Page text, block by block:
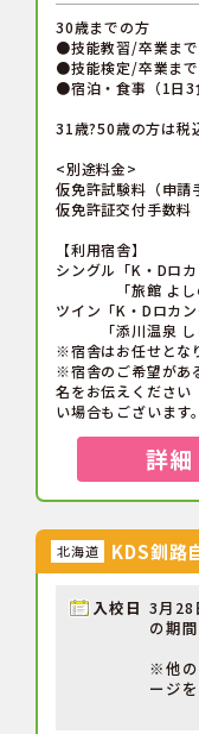
30歳までの方
●技能教習/卒業ま
●技能検定/卒
●宿泊・食事（1日3
31歳?50歳の方は
<別途料金>
仮免許試験料（申
仮免許証交付手数
【利用宿舎】
シングル「K・Dロ
「旅館 よしのや
ツイン「K・Dロカ
「添川温泉 しら
※宿舎はお任せとな
※宿舎のご希望があ
名をお伝えください
い場合もございます
詳細
北海道 KDS釧路
入校日 3月28
の期
※他の
ージ